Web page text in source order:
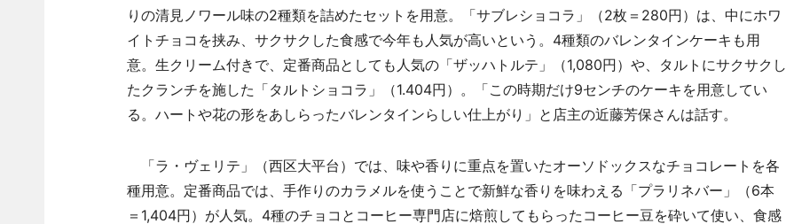
りの清見ノワール味の2種類を詰めたセットを用意。「サブレショコラ」（2枚＝280円）は、中にホワ
イトチョコを挟み、サクサクした食感で今年も人気が高いという。4種類のバレンタインケーキも用
意。生クリーム付きで、定番商品としても人気の「ザッハトルテ」（1,080円）や、タルトにサクサクし
たクランチを施した「タルトショコラ」（1.404円）。「この時期だけ9センチのケーキを用意してい
る。ハートや花の形をあしらったバレンタインらしい仕上がり」と店主の近藤芳保さんは話す。
「ラ・ヴェリテ」（西区大平台）では、味や香りに重点を置いたオーソドックスなチョコレートを各
種用意。定番商品では、手作りのカラメルを使うことで新鮮な香りを味わえる「プラリネバー」（6本
＝1,404円）が人気。4種のチョコとコーヒー専門店に焙煎してもらったコーヒー豆を砕いて使い、食感